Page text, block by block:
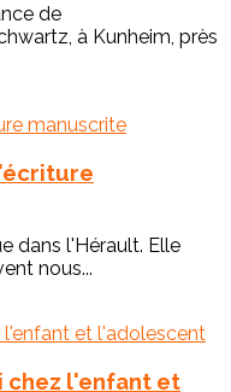
de
à Kunheim, près
dans l'Hérault. Elle
nous...
chez l'enfant et